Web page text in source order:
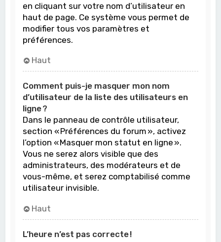
en cliquant sur votre nom d’utilisateur en
haut de page. Ce système vous permet de
modifier tous vos paramètres et
préférences.
Haut
Comment puis-je masquer mon nom
d’utilisateur de la liste des utilisateurs en
ligne ?
Dans le panneau de contrôle utilisateur,
section « Préférences du forum », activez
l’option « Masquer mon statut en ligne ».
Vous ne serez alors visible que des
administrateurs, des modérateurs et de
vous-même, et serez comptabilisé comme
utilisateur invisible.
Haut
L’heure n’est pas correcte !